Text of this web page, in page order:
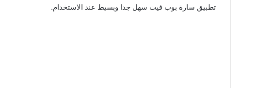
تطبيق سارة بوب فيت سهل جدا وبسيط عند الاستخدام.